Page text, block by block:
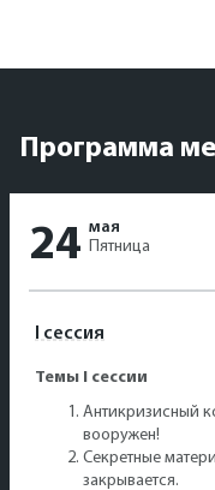
Программа
24 мая
Пятница
I сессия
Темы I сессии
Антикризисный
вооружен!
Секретные
закрывается.